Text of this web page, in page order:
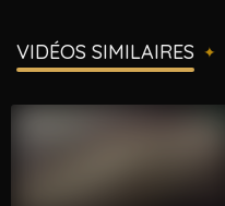
VIDÉOS SIMILAIRES ✦